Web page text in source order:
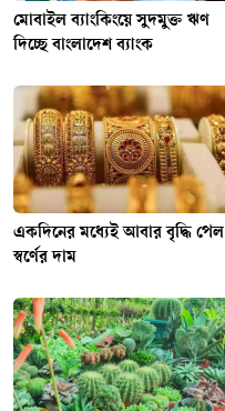
মোবাইল ব্যাংকিংয়ে সুদমুক্ত ঋণ
দিচ্ছে বাংলাদেশ ব্যাংক
একদিনের মধ্যেই আবার বৃদ্ধি পেল
স্বর্ণের দাম